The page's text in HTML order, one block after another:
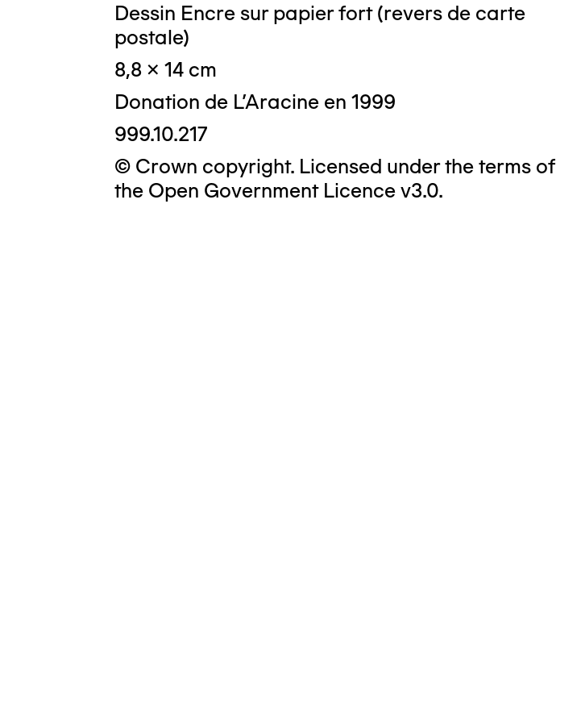
Dessin Encre sur papier fort (revers de carte
postale)
8,8 x 14 cm
Donation de L'Aracine en 1999
999.10.217
© Crown copyright. Licensed under the terms of
the Open Government Licence v3.0.